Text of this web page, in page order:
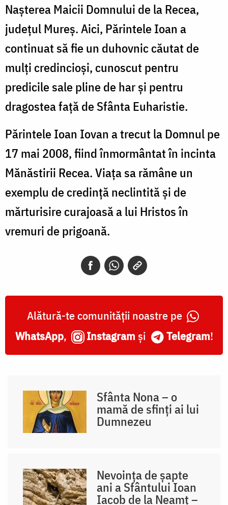
Nașterea Maicii Domnului de la Recea,
județul Mureș. Aici, Părintele Ioan a
continuat să fie un duhovnic căutat de
mulți credincioși, cunoscut pentru
predicile sale pline de har și pentru
dragostea față de Sfânta Euharistie.
Părintele Ioan Iovan a trecut la Domnul pe
17 mai 2008, fiind înmormântat în incinta
Mănăstirii Recea. Viața sa rămâne un
exemplu de credință neclintită și de
mărturisire curajoasă a lui Hristos în
vremuri de prigoană.
Alătură-te comunității noastre pe
WhatsApp, Instagram și Telegram!
Sfânta Nona – o
mamă de sfinți ai lui
Dumnezeu
Nevoința de șapte
ani a Sfântului Ioan
Iacob de la Neamț –